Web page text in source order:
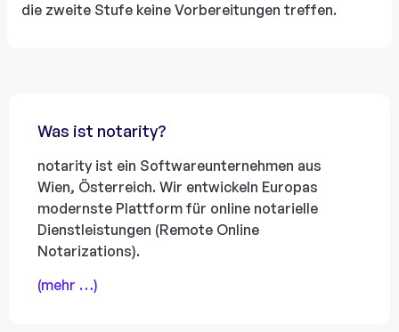
die zweite Stufe keine Vorbereitungen treffen.
Was ist notarity?
notarity ist ein Softwareunternehmen aus
Wien, Österreich. Wir entwickeln Europas
modernste Plattform für online notarielle
Dienstleistungen (Remote Online
Notarizations).
(mehr …)